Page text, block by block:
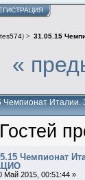
) > 31.05.15
«
Чемпионат
Чемпионат
Май 2015, 00:51:44 »